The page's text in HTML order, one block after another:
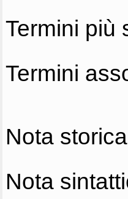
Termini più
Termini
Nota
Nota